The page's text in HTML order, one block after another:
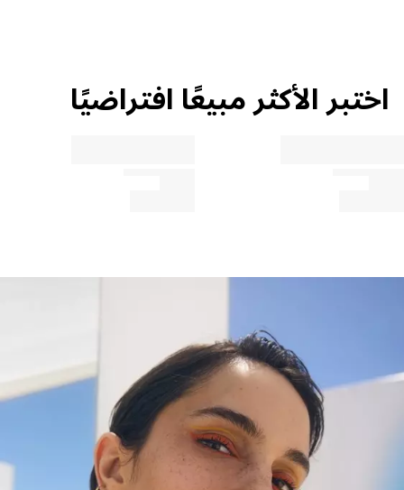
اختبر الأكثر مبيعًا افتراضيًا